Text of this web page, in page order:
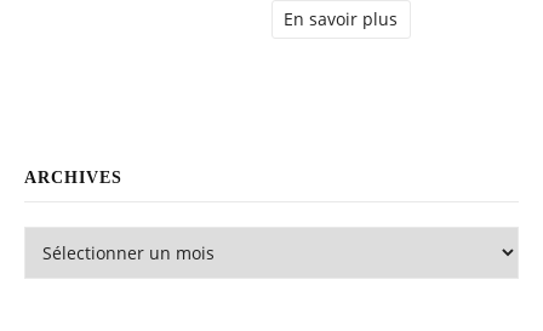
En savoir plus
ARCHIVES
Archives